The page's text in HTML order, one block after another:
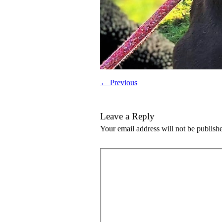
← Previous
Leave a Reply
Your email address will not be